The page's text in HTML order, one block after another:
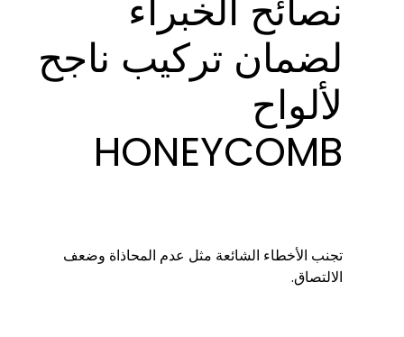
نصائح الخبراء
لضمان تركيب ناجح
لألواح
HONEYCOMB
تجنب الأخطاء الشائعة مثل عدم المحاذاة وضعف
الالتصاق.